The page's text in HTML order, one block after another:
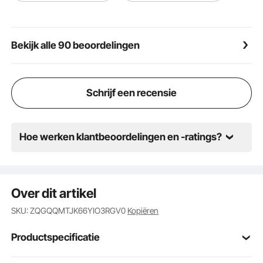
spelers voor lacrossetraining, schietoefeningen en
Bekijk alle 90 beoordelingen
Schrijf een recensie
Hoe werken klantbeoordelingen en -ratings?
Over dit artikel
SKU: ZQGQQMTJK66YIO3RGV0 Kopiëren
Productspecificatie